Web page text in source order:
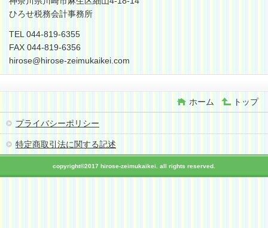
ひろせ税務会計事務所
TEL 044-819-6355
FAX 044-819-6356
hirose@hirose-zeimukaikei.com
ホーム トップ
プライバシーポリシー
特定商取引法に関する記述
copyright©2017 hirose-zeimukaikei. all rights reserved.